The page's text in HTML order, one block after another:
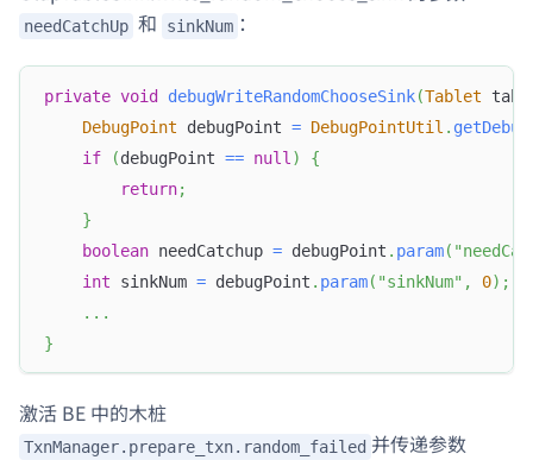
needCatchUp 和 sinkNum ：
private void debugWriteRandomChooseSink(Tablet
DebugPoint debugPoint = DebugPointUtil .
if
(debugPoint == null )
{
return;
}
boolean needCatchup = debugPoint . param(
int sinkNum = debugPoint . param( "sinkNum" , 0) ;
. . .
}
激活 BE 中的木桩
TxnManager.prepare_txn.random_failed 并传递参数